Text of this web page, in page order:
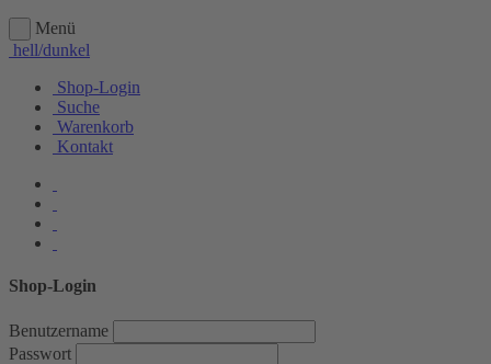
Menü
hell/dunkel
Shop-Login
Suche
Warenkorb
Kontakt
Shop-Login
Benutzername
Passwort